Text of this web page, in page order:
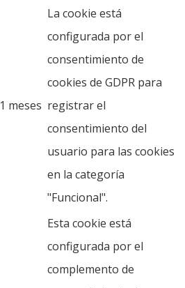
meses
La cookie está
configurada por el
consentimiento de
cookies de GDPR para
registrar el
consentimiento del
usuario para las cookies
en la categoría
"Funcional".
Esta cookie está
configurada por el
complemento de